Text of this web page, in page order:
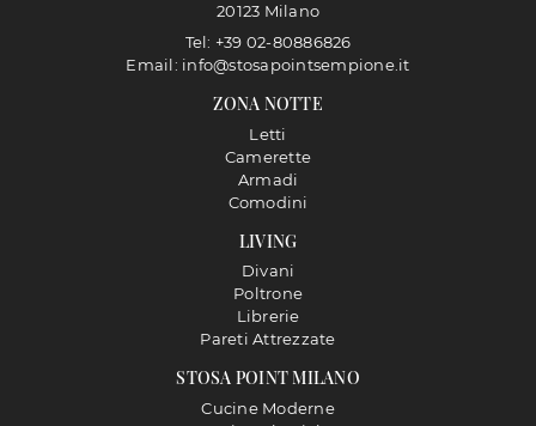
STOSA POINT MILANO
Cucine Moderne
LIVING
Divani
Poltrone
Librerie
Pareti Attrezzate
ZONA NOTTE
Letti
Camerette
Armadi
Comodini
20123 Milano
Tel: +39 02-80886826
Email: info@stosapointsempione.it